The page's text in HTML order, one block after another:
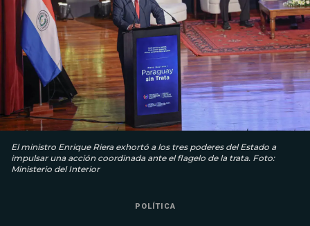
El ministro Enrique Riera exhortó a los tres poderes del Estado a
impulsar una acción coordinada ante el flagelo de la trata. Foto:
Ministerio del Interior
POLÍTICA